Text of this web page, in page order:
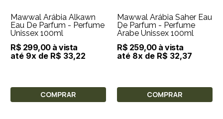
Mawwal Arábia Alkawn
Eau De Parfum - Perfume
Unissex 100ml
R$ 299,00 à vista
até 9x de R$ 33,22
COMPRAR
Mawwal Arábia Saher Eau
De Parfum - Perfume
Árabe Unissex 100ml
R$ 259,00 à vista
até 8x de R$ 32,37
COMPRAR